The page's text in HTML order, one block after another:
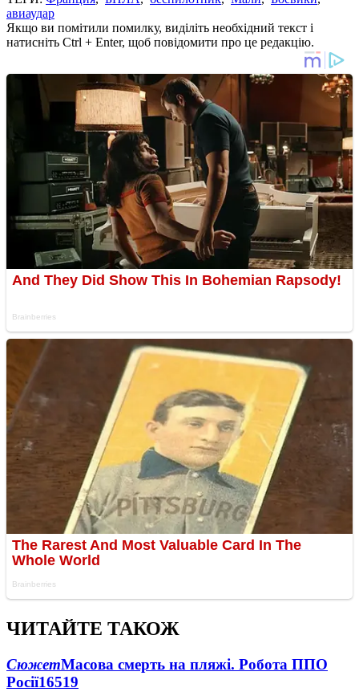
авиаудар
Якщо ви помітили помилку, виділіть необхідний текст і
натисніть Ctrl + Enter, щоб повідомити про це редакцію.
ЧИТАЙТЕ ТАКОЖ
СюжетМасова смерть на пляжі. Робота ППО
Росії16519